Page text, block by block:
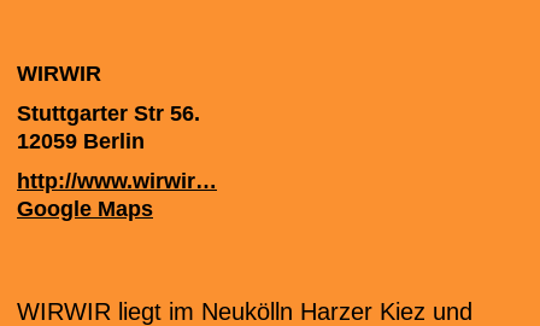
WIRWIR
Stuttgarter Str 56.
12059 Berlin
http://www.wirwir…
Google Maps
WIRWIR liegt im Neukölln Harzer Kiez und